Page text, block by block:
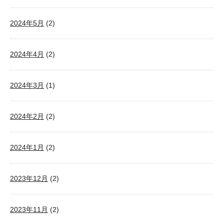
2024年5月 (2)
2024年4月 (2)
2024年3月 (1)
2024年2月 (2)
2024年1月 (2)
2023年12月 (2)
2023年11月 (2)